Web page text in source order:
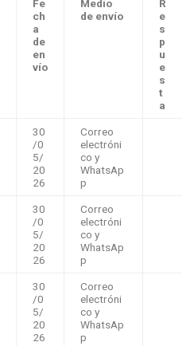
Fe
ch
a
de
en
vío
Medio
de envío
R
e
s
p
u
e
s
t
a
30
/0
5/
20
26
Correo
electróni
co y
WhatsAp
p
30
/0
5/
20
26
Correo
electróni
co y
WhatsAp
p
30
/0
5/
20
26
Correo
electróni
co y
WhatsAp
p